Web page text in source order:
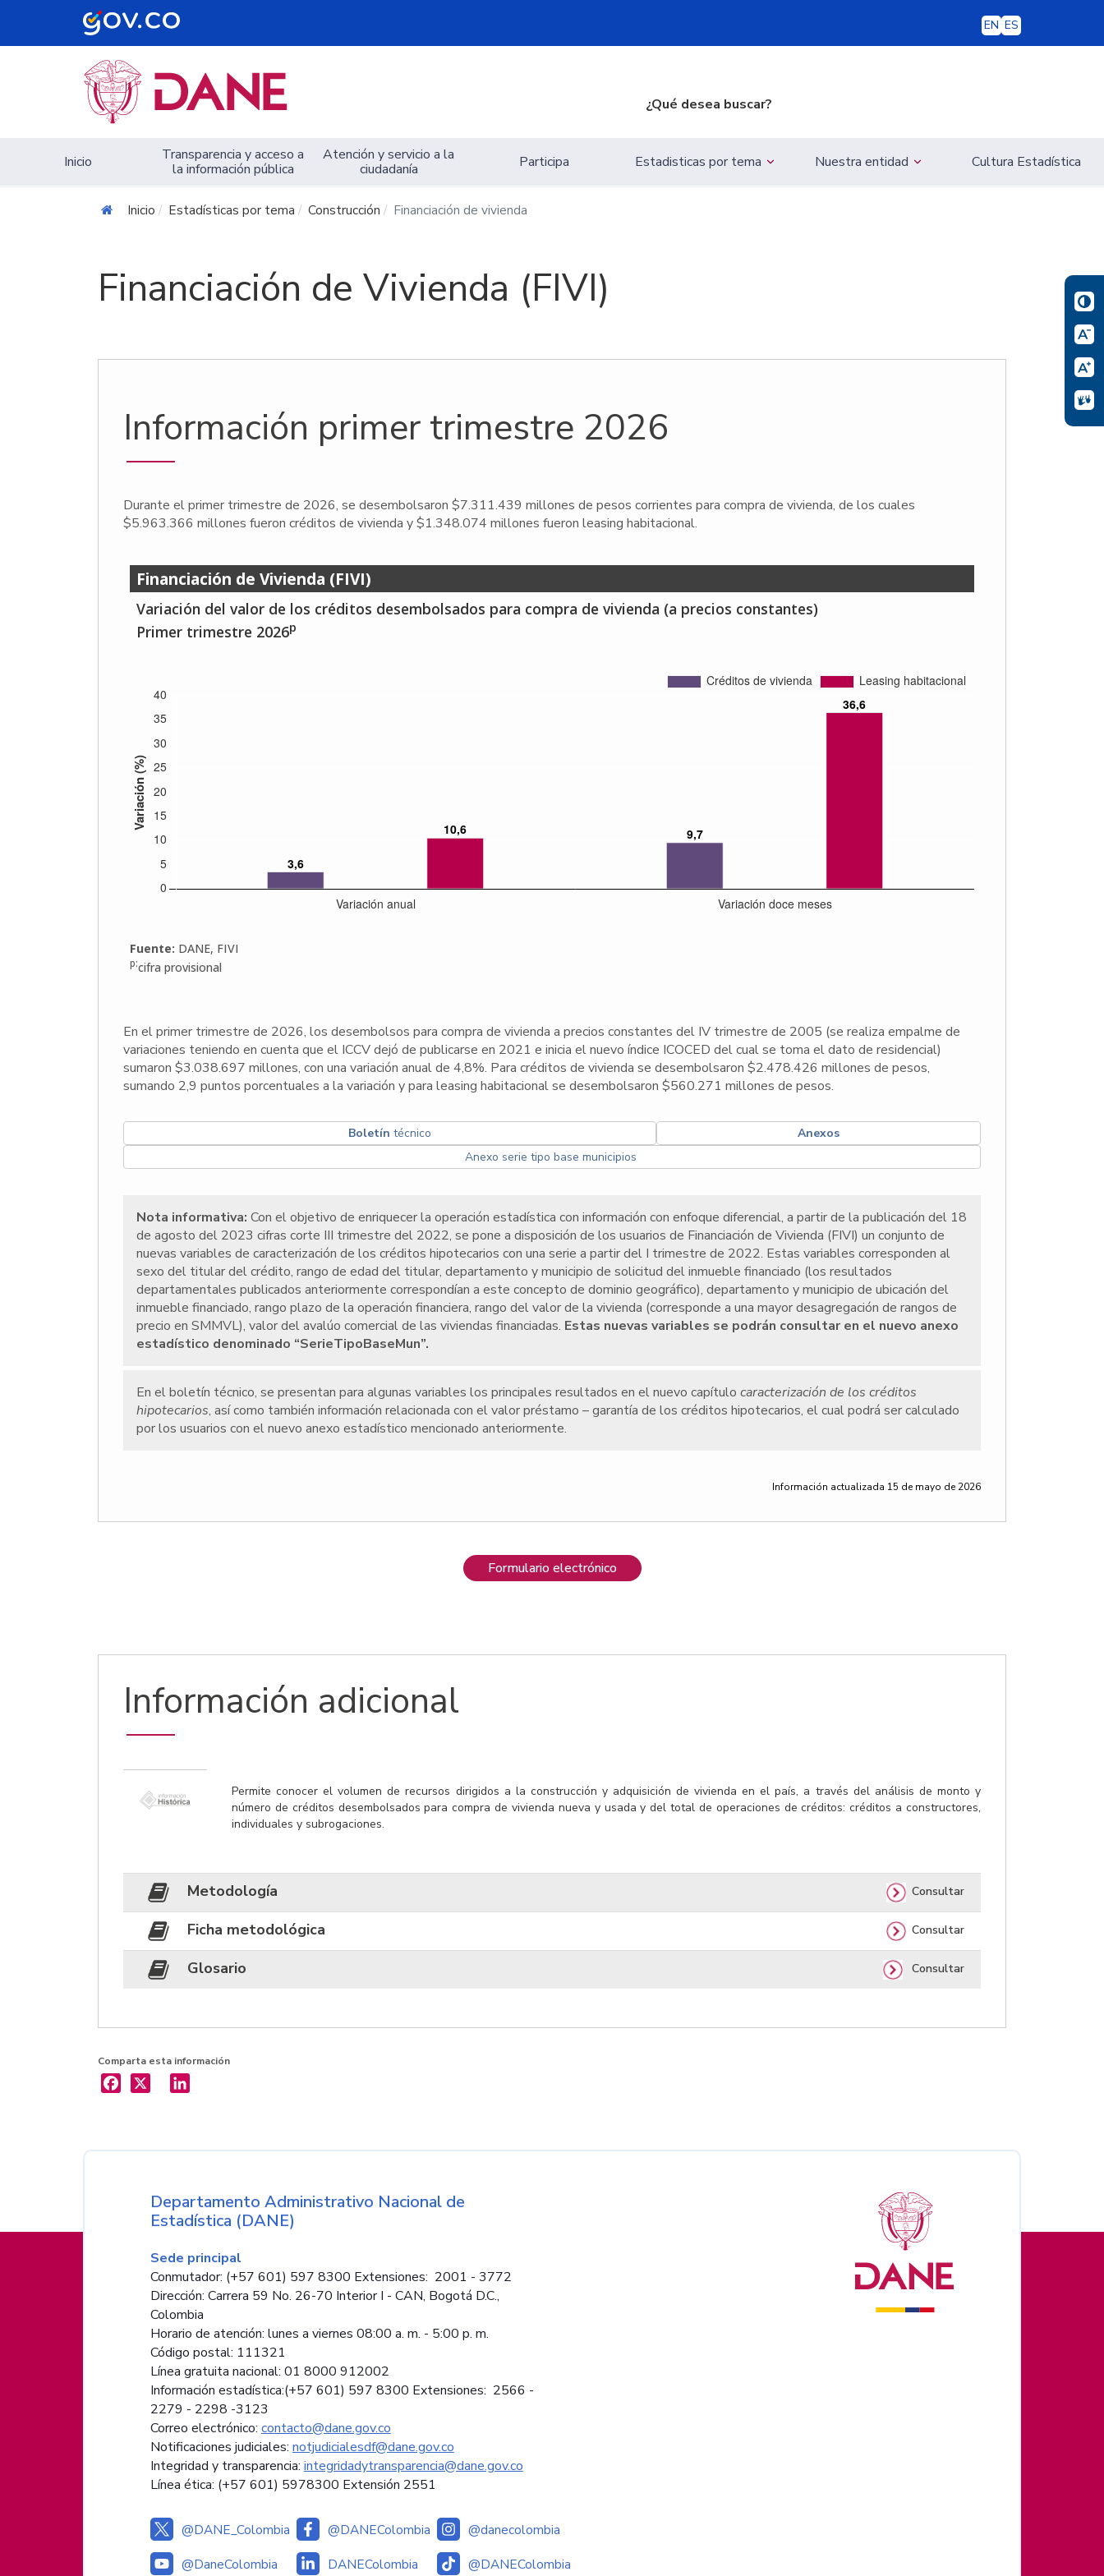
EN ES
¿Qué desea buscar?
Inicio
Transparencia y acceso a
la información pública
Atención y servicio a la
ciudadanía
Participa Estadisticas por tema Nuestra entidad Cultura Estadística
Inicio Estadísticas por tema Construcción Financiación de vivienda
Financiación de Vivienda (FIVI)
Información primer trimestre 2026
Durante el primer trimestre de 2026, se desembolsaron $7.311.439 millones de pesos corrientes para compra de vivienda, de los cuales
$5.963.366 millones fueron créditos de vivienda y $1.348.074 millones fueron leasing habitacional.
En el primer trimestre de 2026, los desembolsos para compra de vivienda a precios constantes del IV trimestre de 2005 (se realiza empalme de
variaciones teniendo en cuenta que el ICCV dejó de publicarse en 2021 e inicia el nuevo índice ICOCED del cual se toma el dato de residencial)
sumaron $3.038.697 millones, con una variación anual de 4,8%. Para créditos de vivienda se desembolsaron $2.478.426 millones de pesos,
sumando 2,9 puntos porcentuales a la variación y para leasing habitacional se desembolsaron $560.271 millones de pesos.
Boletín técnico
Anexos
Anexo serie tipo base municipios
Nota informativa: Con el objetivo de enriquecer la operación estadística con información con enfoque diferencial, a partir de la publicación del 18
de agosto del 2023 cifras corte III trimestre del 2022, se pone a disposición de los usuarios de Financiación de Vivienda (FIVI) un conjunto de
nuevas variables de caracterización de los créditos hipotecarios con una serie a partir del I trimestre de 2022. Estas variables corresponden al
sexo del titular del crédito, rango de edad del titular, departamento y municipio de solicitud del inmueble financiado (los resultados
departamentales publicados anteriormente correspondían a este concepto de dominio geográfico), departamento y municipio de ubicación del
inmueble financiado, rango plazo de la operación financiera, rango del valor de la vivienda (corresponde a una mayor desagregación de rangos de
precio en SMMVL), valor del avalúo comercial de las viviendas financiadas. Estas nuevas variables se podrán consultar en el nuevo anexo
estadístico denominado “SerieTipoBaseMun”.
En el boletín técnico, se presentan para algunas variables los principales resultados en el nuevo capítulo caracterización de los créditos
hipotecarios, así como también información relacionada con el valor préstamo – garantía de los créditos hipotecarios, el cual podrá ser calculado
por los usuarios con el nuevo anexo estadístico mencionado anteriormente.
Información actualizada 15 de mayo de 2026
Formulario electrónico
Información adicional
Permite conocer el volumen de recursos dirigidos a la construcción y adquisición de vivienda en el país, a través del análisis de monto y
número de créditos desembolsados para compra de vivienda nueva y usada y del total de operaciones de créditos: créditos a constructores,
individuales y subrogaciones.
Metodología Consultar
Ficha metodológica Consultar
Glosario Consultar
Comparta esta información
X LinkedIn
Información de pie de página
Nombre de la entidad
Departamento Administrativo Nacional de
Estadística (DANE)
Sede principal
Conmutador: (+57 601) 597 8300 Extensiones: 2001 - 3772
Dirección: Carrera 59 No. 26-70 Interior I - CAN, Bogotá D.C.,
Colombia
Horario de atención: lunes a viernes 08:00 a. m. - 5:00 p. m.
Código postal: 111321
Línea gratuita nacional: 01 8000 912002
Información estadística:(+57 601) 597 8300 Extensiones: 2566 -
2279 - 2298 -3123
Correo electrónico: contacto@dane.gov.co
Notificaciones judiciales: notjudicialesdf@dane.gov.co
Integridad y transparencia: integridadytransparencia@dane.gov.co
Línea ética: (+57 601) 5978300 Extensión 2551
@DANE_Colombia @DANEColombia
@danecolombia
@DaneColombia
DANEColombia @DANEColombia